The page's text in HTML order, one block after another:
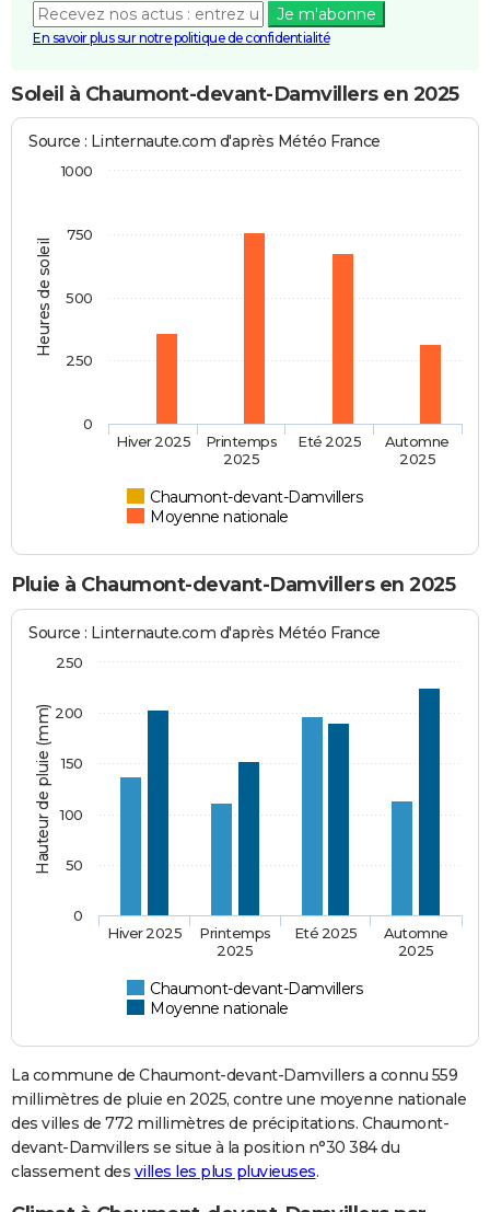
Je m'abonne
En savoir plus sur notre politique de confidentialité
Soleil à Chaumont-devant-Damvillers en 2025
Heures de soleil
Source : Linternaute.com d'après Météo France
Chaumont-devant-Damvillers
Moyenne nationale
Hiver 2025
Printemps
2025
Eté 2025
Automne
2025
0
250
500
750
1000
Pluie à Chaumont-devant-Damvillers en 2025
Hauteur de pluie (mm)
Source : Linternaute.com d'après Météo France
Chaumont-devant-Damvillers
Moyenne nationale
Hiver 2025
Printemps
2025
Eté 2025
Automne
2025
0
50
100
150
200
250
La commune de Chaumont-devant-Damvillers a connu 559
millimètres de pluie en 2025, contre une moyenne nationale
des villes de 772 millimètres de précipitations. Chaumont-
devant-Damvillers se situe à la position n°30 384 du
classement des villes les plus pluvieuses.